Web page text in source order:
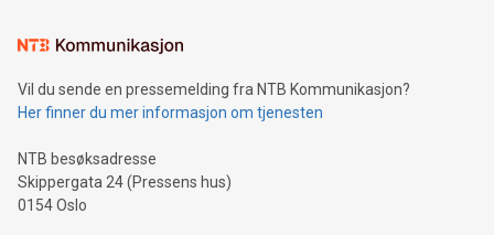
Vil du sende en pressemelding fra NTB Kommunikasjon?
Her finner du mer informasjon om tjenesten
NTB besøksadresse
Skippergata 24 (Pressens hus)
0154 Oslo